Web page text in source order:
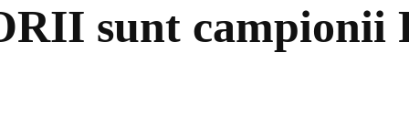
sunt